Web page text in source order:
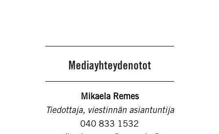
Mediayhteydenotot
Mikaela Remes
Tiedottaja, viestinnän asiantuntija
040 833 1532